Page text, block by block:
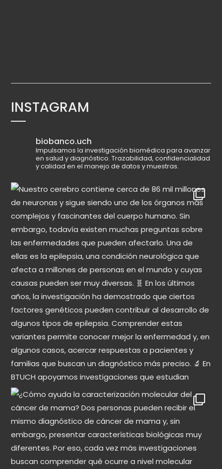
INSTAGRAM
biobanco.uch
Impulsamos la investigación biomédica para avanzar
en salud y diagnóstico. Trazabilidad, confidencialidad
y calidad en el manejo de datos y muestras.